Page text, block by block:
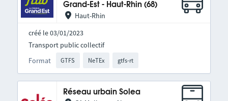
Grand-Est - Haut-Rhin (68)
Haut-Rhin
créé le 03/01/2023
Format GTFS NeTEx gtfs-rt
Transport public collectif
Réseau urbain Solea